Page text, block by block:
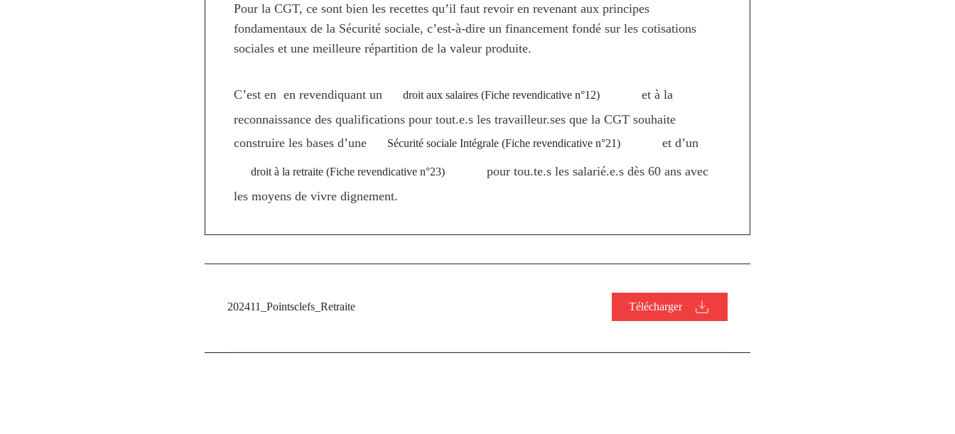
Pour la CGT, ce sont bien les recettes qu’il faut revoir en revenant aux principes
fondamentaux de la Sécurité sociale, c’est-à-dire un financement fondé sur les cotisations
sociales et une meilleure répartition de la valeur produite.
C’est en en revendiquant un droit aux salaires (Fiche revendicative n°12)
et à la
reconnaissance des qualifications pour tout.e.s les travailleur.ses que la CGT souhaite
construire les bases d’une
Sécurité sociale Intégrale (Fiche revendicative n°21) et d’un
droit à la retraite (Fiche revendicative n°23)
pour tou.te.s les salarié.e.s dès 60 ans avec
les moyens de vivre dignement.
202411_Pointsclefs_Retraite Télécharger